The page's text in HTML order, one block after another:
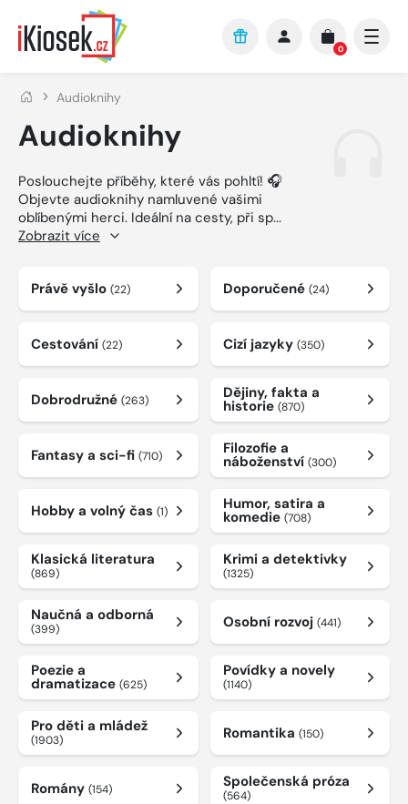
Přejít na hlavní obsah
0
Audioknihy
Audioknihy
Poslouchejte příběhy, které vás pohltí! 🎧
Objevte audioknihy namluvené vašimi
oblíbenými herci. Ideální na cesty, při sp...
Zobrazit více
Právě vyšlo (22) Doporučené (24)
Cestování (22) Cizí jazyky (350)
Dobrodružné (263) Dějiny, fakta a
historie (870)
Fantasy a sci-fi (710) Filozofie a
náboženství (300)
Hobby a volný čas (1) Humor, satira a
komedie (708)
Klasická literatura
(869)
Krimi a detektivky
(1325)
Naučná a odborná
(399) Osobní rozvoj (441)
Poezie a
dramatizace (625)
Povídky a novely
(1140)
Pro děti a mládež
(1903) Romantika (150)
Romány (154) Společenská próza
(564)